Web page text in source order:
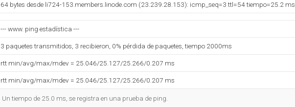
64 bytes desde li724-153.members.linode.com (23.239.28.153): icmp_seq=3 ttl=54 tiempo=25.2 ms
--- www. ping estadística ---
3 paquetes transmitidos, 3 recibieron, 0% pérdida de paquetes, tiempo 2000ms
rtt min/avg/max/mdev = 25.046/25.127/25.266/0.207 ms
rtt min/avg/max/mdev = 25.046/25.127/25.266/0.207 ms
Un tiempo de 25.0 ms, se registra en una prueba de ping.